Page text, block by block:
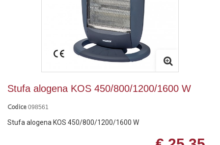
Stufa alogena KOS 450/800/1200/1600 W
Codice 098561
Stufa alogena KOS 450/800/1200/1600 W